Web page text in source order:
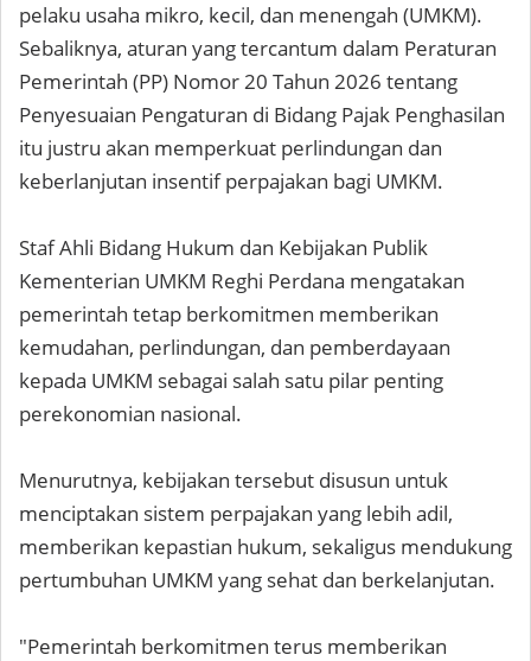
pelaku usaha mikro, kecil, dan menengah (UMKM).
Sebaliknya, aturan yang tercantum dalam Peraturan
Pemerintah (PP) Nomor 20 Tahun 2026 tentang
Penyesuaian Pengaturan di Bidang Pajak Penghasilan
itu justru akan memperkuat perlindungan dan
keberlanjutan insentif perpajakan bagi UMKM.
Staf Ahli Bidang Hukum dan Kebijakan Publik
Kementerian UMKM Reghi Perdana mengatakan
pemerintah tetap berkomitmen memberikan
kemudahan, perlindungan, dan pemberdayaan
kepada UMKM sebagai salah satu pilar penting
perekonomian nasional.
Menurutnya, kebijakan tersebut disusun untuk
menciptakan sistem perpajakan yang lebih adil,
memberikan kepastian hukum, sekaligus mendukung
pertumbuhan UMKM yang sehat dan berkelanjutan.
"Pemerintah berkomitmen terus memberikan